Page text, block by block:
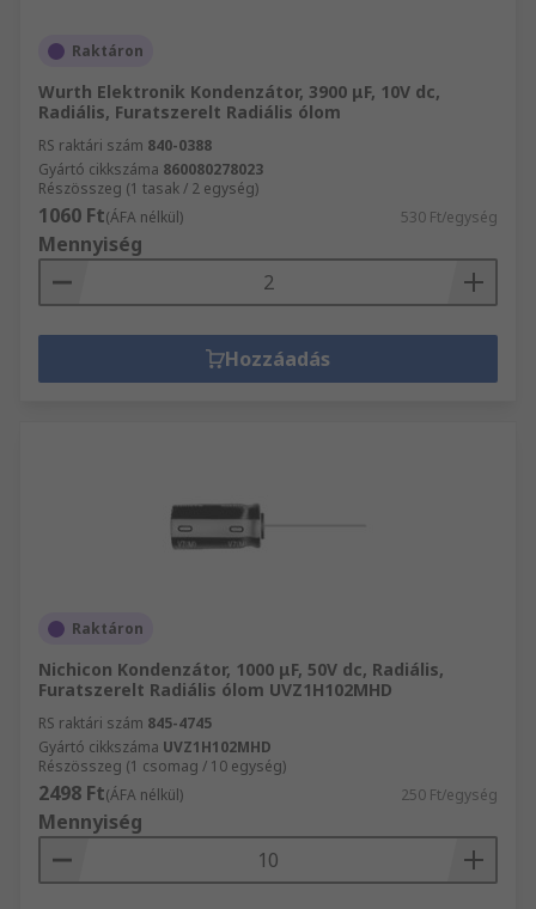
Raktáron
Wurth Elektronik Kondenzátor, 3900 μF, 10V dc,
Radiális, Furatszerelt Radiális ólom
RS raktári szám 840-0388
Gyártó cikkszáma 860080278023
Részösszeg (1 tasak / 2 egység)
1060 Ft(ÁFA nélkül) 530 Ft/egység
Mennyiség
Hozzáadás
Raktáron
Nichicon Kondenzátor, 1000 μF, 50V dc, Radiális,
Furatszerelt Radiális ólom UVZ1H102MHD
RS raktári szám 845-4745
Gyártó cikkszáma UVZ1H102MHD
Részösszeg (1 csomag / 10 egység)
2498 Ft(ÁFA nélkül) 250 Ft/egység
Mennyiség